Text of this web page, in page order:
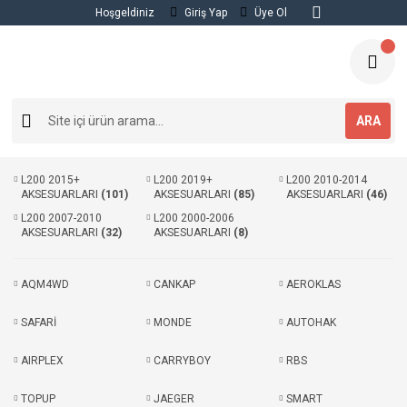
Hoşgeldiniz Giriş Yap Üye Ol
ARA
L200 2015+
AKSESUARLARI (101)
L200 2019+
AKSESUARLARI (85)
L200 2010-2014
AKSESUARLARI (46)
L200 2007-2010
AKSESUARLARI (32)
L200 2000-2006
AKSESUARLARI (8)
AQM4WD CANKAP AEROKLAS
SAFARİ MONDE AUTOHAK
AIRPLEX CARRYBOY RBS
TOPUP JAEGER SMART